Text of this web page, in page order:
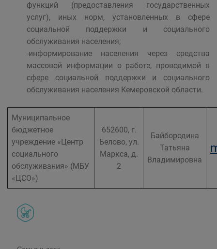
функций (предоставления государственных
услуг), иных норм, установленных в сфере
социальной поддержки и социального
обслуживания населения;
-информирование населения через средства
массовой информации о работе, проводимой в
сфере социальной поддержки и социального
обслуживания населения Кемеровской области.
Муниципальное
бюджетное
учреждение «Центр
социального
обслуживания» (МБУ
«ЦСО»)
652600, г.
Белово, ул.
Маркса, д.
2
Байбородина
Татьяна
Владимировна